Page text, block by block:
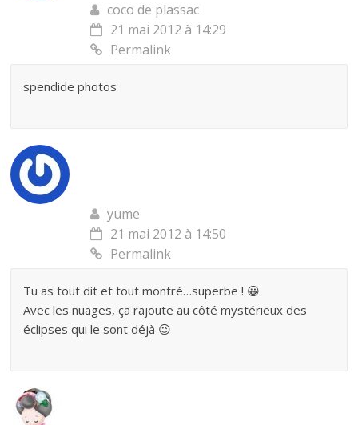
coco de plassac
21 mai 2012 à 14:29
Permalink
spendide photos
yume
21 mai 2012 à 14:50
Permalink
Tu as tout dit et tout montré…superbe ! 😀
Avec les nuages, ça rajoute au côté mystérieux des
éclipses qui le sont déjà 😉